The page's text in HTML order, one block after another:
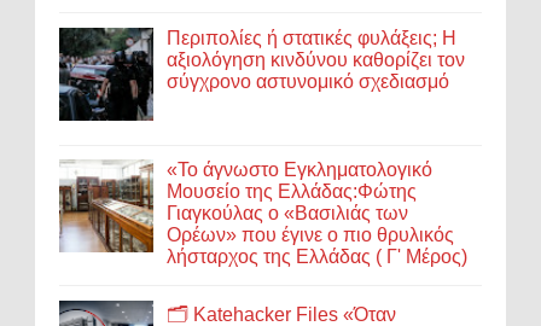
Περιπολίες ή στατικές φυλάξεις; Η
αξιολόγηση κινδύνου καθορίζει τον
σύγχρονο αστυνομικό σχεδιασμό
«Το άγνωστο Εγκληματολογικό
Μουσείο της Ελλάδας:Φώτης
Γιαγκούλας ο «Βασιλιάς των
Ορέων» που έγινε ο πιο θρυλικός
λήσταρχος της Ελλάδας ( Γ' Μέρος)
🗂️ Katehacker Files «Όταν